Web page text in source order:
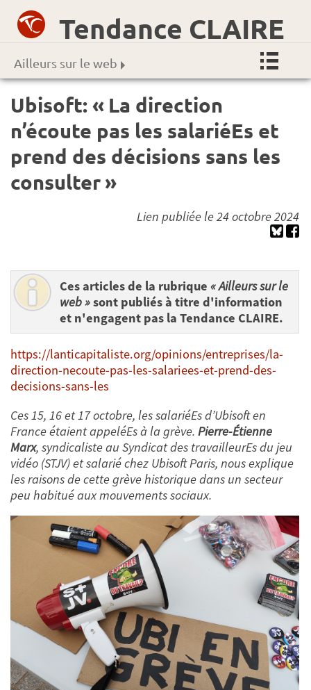
Tendance CLAIRE
Ailleurs sur le web
Ubisoft: « La direction
n’écoute pas les salariéEs et
prend des décisions sans les
consulter »
Lien publiée le 24 octobre 2024
Ces articles de la rubrique « Ailleurs sur le
web »sont publiés à titre d'information
et n'engagent pas la Tendance CLAIRE.
https://lanticapitaliste.org/opinions/entreprises/la-
direction-necoute-pas-les-salariees-et-prend-des-
decisions-sans-les
Ces 15, 16 et 17 octobre, les salariéEs d’Ubisoft en
France étaient appeléEs à la grève. Pierre-Étienne
Marx, syndicaliste au Syndicat des travailleurEs du jeu
vidéo (STJV) et salarié chez Ubisoft Paris, nous explique
les raisons de cette grève historique dans un secteur
peu habitué aux mouvements sociaux.